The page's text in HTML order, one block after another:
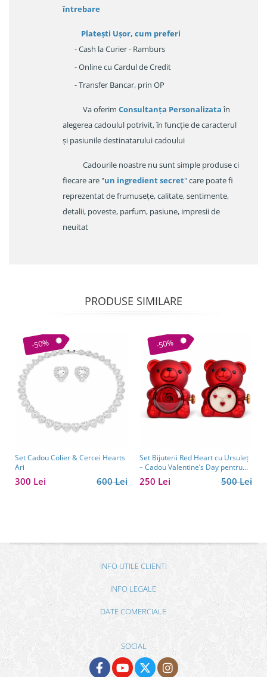
întrebare
Platești Ușor, cum preferi
- Cash la Curier - Ramburs
- Online cu Cardul de Credit
- Transfer Bancar, prin OP
Va oferim Consultanța Personalizataîn
alegerea cadoulul potrivit, în funcție de caracterul
și pasiunile destinatarului cadoului
Cadourile noastre nu sunt simple produse ci
fiecare are "un ingredient secret" care poate fi
reprezentat de frumusețe, calitate, sentimente,
detalii, poveste, parfum, pasiune, impresii de
neuitat
PRODUSE SIMILARE
-50%
Set Cadou Colier & Cercei Hearts
Ari
600 Lei
300 Lei
-50%
Set Bijuterii Red Heart cu Ursuleț
– Cadou Valentine’s Day pentru
Femei
500 Lei
250 Lei
INFO UTILE CLIENTI
INFO LEGALE
DATE COMERCIALE
SOCIAL